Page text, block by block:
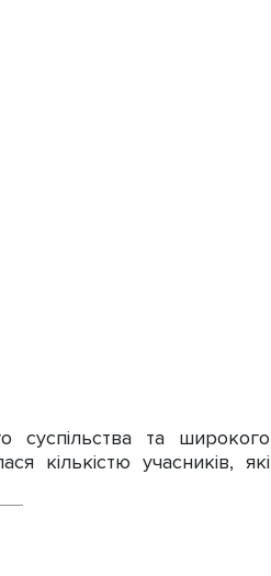
суспільства та широкого
кількістю учасників, які